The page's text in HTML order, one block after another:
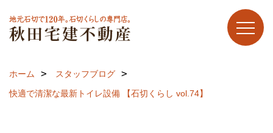
ホーム
スタッフブログ
快適で清潔な最新トイレ設備 【石切くらし vol.74】